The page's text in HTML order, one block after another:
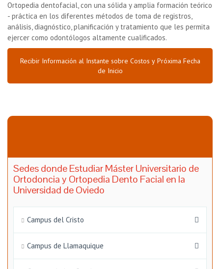
Ortopedia dentofacial, con una sólida y amplia formación teórico
- práctica en los diferentes métodos de toma de registros,
análisis, diagnóstico, planificación y tratamiento que les permita
ejercer como odontólogos altamente cualificados.
Recibir Información al Instante sobre Costos y Próxima Fecha
de Inicio
Sedes donde Estudiar Máster Universitario de
Ortodoncia y Ortopedia Dento Facial en la
Universidad de Oviedo
Campus del Cristo
Campus de Llamaquique